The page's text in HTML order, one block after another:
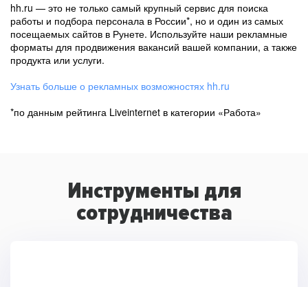
hh.ru — это не только самый крупный сервис для поиска
работы и подбора персонала в России*, но и один из самых
посещаемых сайтов в Рунете. Используйте наши рекламные
форматы для продвижения вакансий вашей компании, а также
продукта или услуги.
Узнать больше о рекламных возможностях hh.ru
*по данным рейтинга Liveinternet в категории «Работа»
Инструменты для
сотрудничества